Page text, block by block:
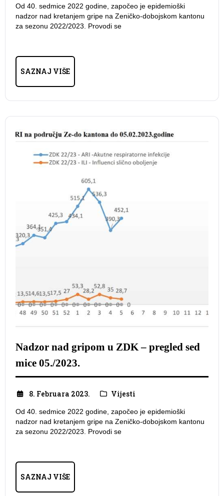
Od 40. sedmice 2022 godine, započeo je epidemioški
nadzor nad kretanjem gripe na Zeničko-dobojskom kantonu
za sezonu 2022/2023. Provodi se
SAZNAJ VIŠE
Nadzor nad gripom u ZDK – pregled sed
mice 05./2023.
8. Februara 2023. Vijesti
Od 40. sedmice 2022 godine, započeo je epidemioški
nadzor nad kretanjem gripe na Zeničko-dobojskom kantonu
za sezonu 2022/2023. Provodi se
SAZNAJ VIŠE